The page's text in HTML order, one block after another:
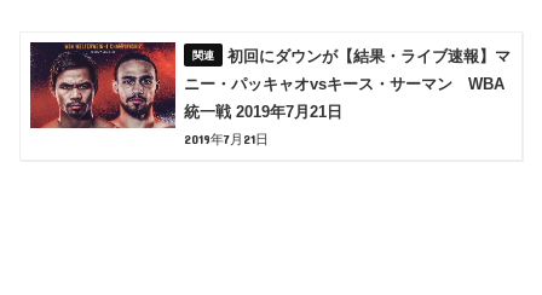
初回にダウンが【結果・ライブ速報】マ
ニー・パッキャオvsキース・サーマン WBA
統一戦 2019年7月21日
2019年7月21日